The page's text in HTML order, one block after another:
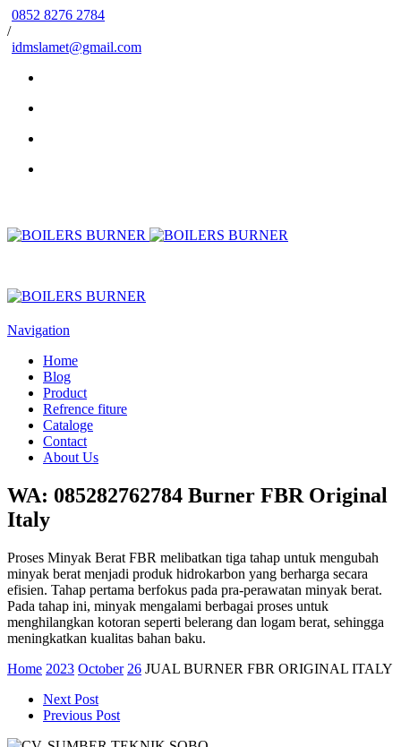
0852 8276 2784
/
idmslamet@gmail.com
Navigation
Home
Blog
Product
Refrence fiture
Cataloge
Contact
About Us
WA: 085282762784 Burner FBR Original
Italy
Proses Minyak Berat FBR melibatkan tiga tahap untuk mengubah
minyak berat menjadi produk hidrokarbon yang berharga secara
efisien. Tahap pertama berfokus pada pra-perawatan minyak berat.
Pada tahap ini, minyak mengalami berbagai proses untuk
menghilangkan kotoran seperti belerang dan logam berat, sehingga
meningkatkan kualitas bahan baku.
Home 2023 October 26 JUAL BURNER FBR ORIGINAL ITALY
Next Post
Previous Post